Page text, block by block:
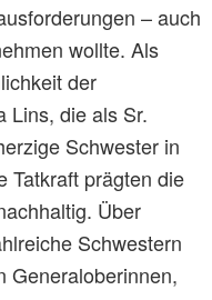
– auch
wollte. Als
der
Lins, die als Sr.
Schwester in
Tatkraft prägten die
Über
Schwestern
Generaloberinnen,